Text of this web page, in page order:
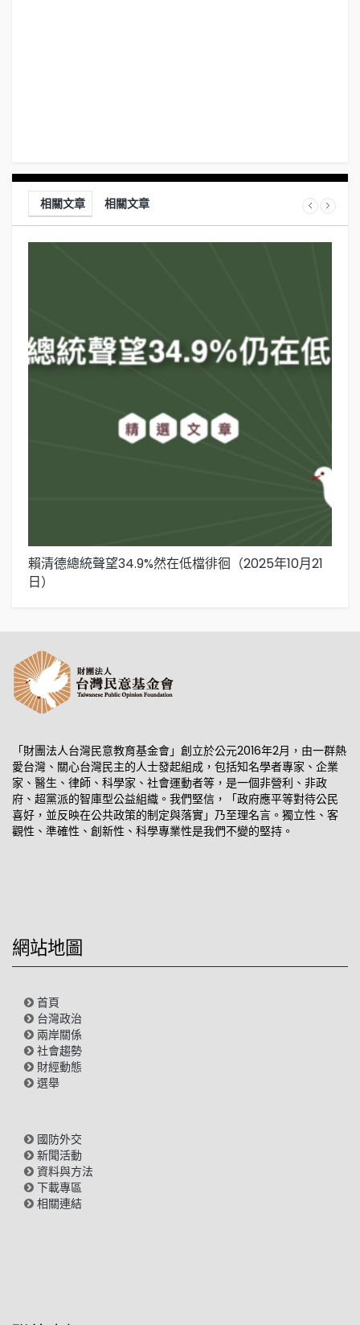
相關文章 相關文章
賴清德總統聲望34.9%然在低檔徘徊（2025年10月21
日）
「財團法人台灣民意教育基金會」創立於公元2016年2月，由一群熱
愛台灣、關心台灣民主的人士發起組成，包括知名學者專家、企業
家、醫生、律師、科學家、社會運動者等，是一個非營利、非政
府、超黨派的智庫型公益組織。我們堅信，「政府應平等對待公民
喜好，並反映在公共政策的制定與落實」乃至理名言。獨立性、客
觀性、準確性、創新性、科學專業性是我們不變的堅持。
網站地圖
首頁
台灣政治
兩岸關係
社會趨勢
財經動態
選舉
國防外交
新聞活動
資料與方法
下載專區
相關連結